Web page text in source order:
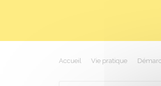
Accueil Vie pratique